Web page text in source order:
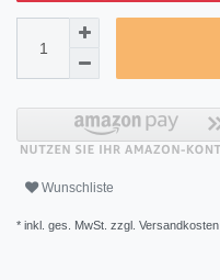
Wunschliste
* inkl. ges. MwSt. zzgl. Versandkosten